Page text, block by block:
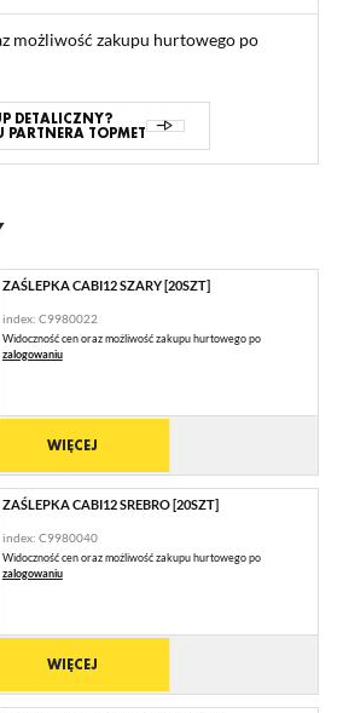
możliwość zakupu hurtowego po
DETALICZNY?
PARTNERA TOPMET
ZAŚLEPKA CABI12 SZARY [20SZT]
index: C9980022
Widoczność cen oraz możliwość zakupu hurtowego po
zalogowaniu
WIĘCEJ
ZAŚLEPKA CABI12 SREBRO [20SZT]
index: C9980040
Widoczność cen oraz możliwość zakupu hurtowego po
zalogowaniu
WIĘCEJ